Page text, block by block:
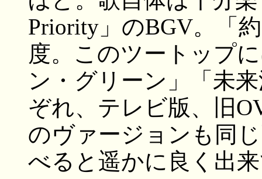
Priority」のBGV。「
度。このツートップ
ン・グリーン」「未
ぞれ、テレビ版、旧
のヴァージョンも同
べると遥かに良く出